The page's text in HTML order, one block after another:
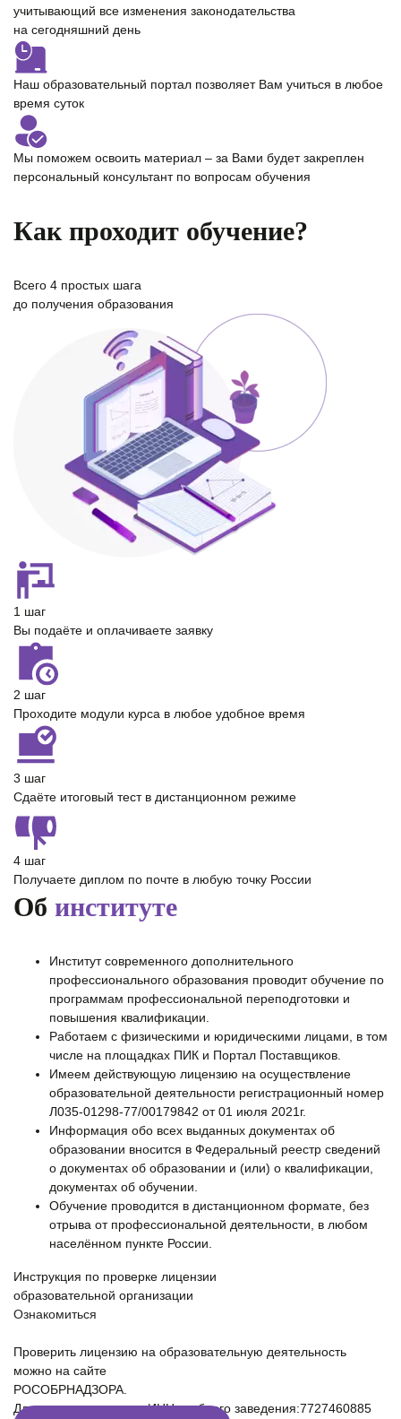
учитывающий все изменения законодательства
на сегодняшний день
Наш образовательный портал позволяет Вам учиться в любое
время суток
Мы поможем освоить материал – за Вами будет закреплен
персональный консультантпо вопросам обучения
Как проходит обучение?
Всего 4 простых шага
до получения образования
1 шаг
Вы подаёте и оплачиваете заявку
2 шаг
Проходите модули курса в любое удобное время
3 шаг
Сдаёте итоговый тест в дистанционном режиме
4 шаг
Получаете диплом по почте в любую точку России
Об институте
Институт современного дополнительного
профессионального образования проводит обучение по
программам профессиональной переподготовки и
повышения квалификации.
Работаем с физическими и юридическими лицами, в том
числе на площадках ПИК и Портал Поставщиков.
Имеем действующую лицензию на осуществление
образовательной деятельности регистрационный номер
Л035-01298-77/00179842 от 01 июля 2021г.
Информация обо всех выданных документах об
образовании вносится в Федеральный реестр сведений
о документах об образовании и (или) о квалификации,
документах об обучении.
Обучение проводится в дистанционном формате, без
отрыва от профессиональной деятельности, в любом
населённом пункте России.
Инструкция по проверке лицензии
образовательной организации
Ознакомиться
Проверить лицензию на образовательную деятельность
можно на сайте
РОСОБРНАДЗОРА.
Для проверки введите ИНН учебного заведения:7727460885